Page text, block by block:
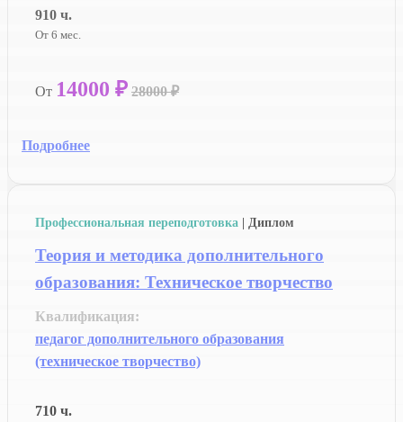
910 ч.
От 6 мес.
От 14000 ₽ 28000 ₽
Подробнее
Профессиональная переподготовка | Диплом
Теория и методика дополнительного
образования: Техническое творчество
Квалификация:
педагог дополнительного образования
(техническое творчество)
710 ч.